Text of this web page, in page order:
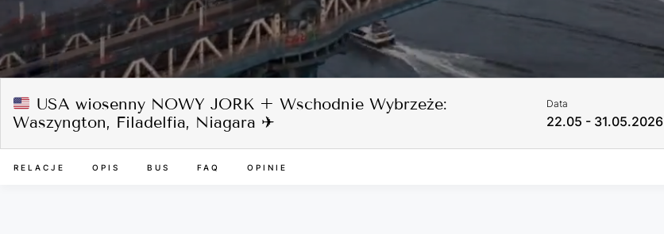
USA wiosenny NOWY JORK + Wschodnie Wybrzeże:
Waszyngton, Filadelfia, Niagara ✈
Data
22.05 - 31.05.2026
RELACJE OPIS BUS FAQ OPINIE